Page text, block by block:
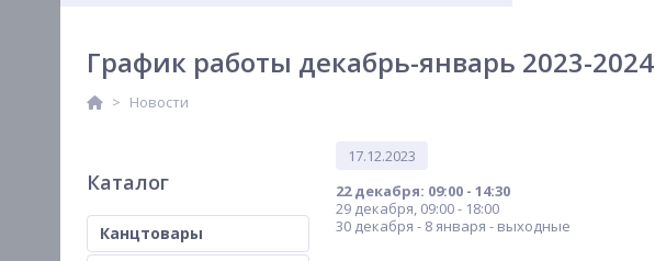
График работы декабрь-январь 2023-2024
Новости
Каталог
Канцтовары
17.12.2023
22 декабря: 09:00 - 14:30
29 декабря, 09:00 - 18:00
30 декабря - 8 января - выходные